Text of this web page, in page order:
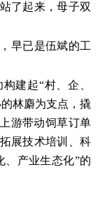
了起来，母子双
早已是伍斌的工
建起“村、企、
林麝为支点，撬
游带动饲草订单
展技术培训、科
、产业生态化”的